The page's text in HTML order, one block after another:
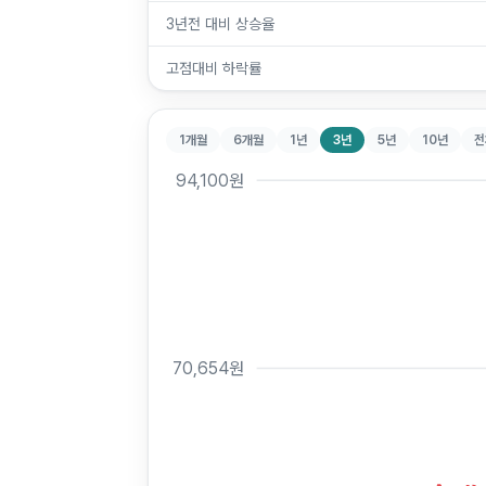
3년전 대비 상승율
고점대비 하락률
1개월 6개월 1년 3년 5년 10년
94,100원
70,654원